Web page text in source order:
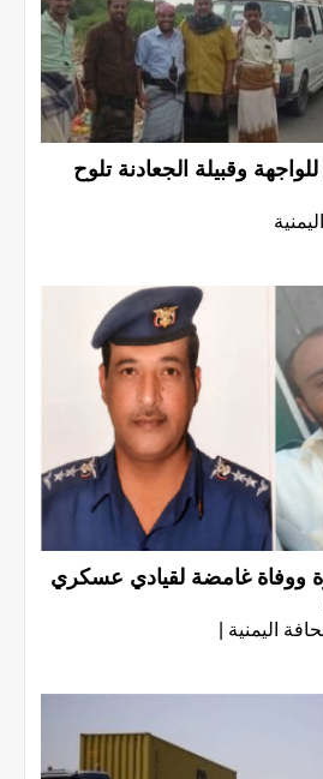
وقبيلة الجعادنة تلوح
ووفاة غامضة لقيادي عسكري
اليمنية |